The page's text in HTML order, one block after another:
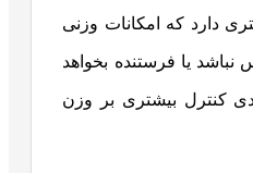
دارد که امکانات وزنی
یا فرستنده بخواهد
کنترل بیشتری بر وزن